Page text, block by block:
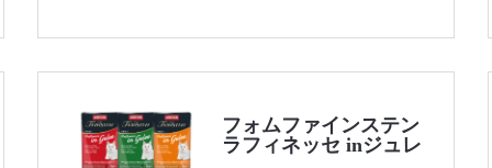
フォムファインステン
ラフィネッセ inジュレ